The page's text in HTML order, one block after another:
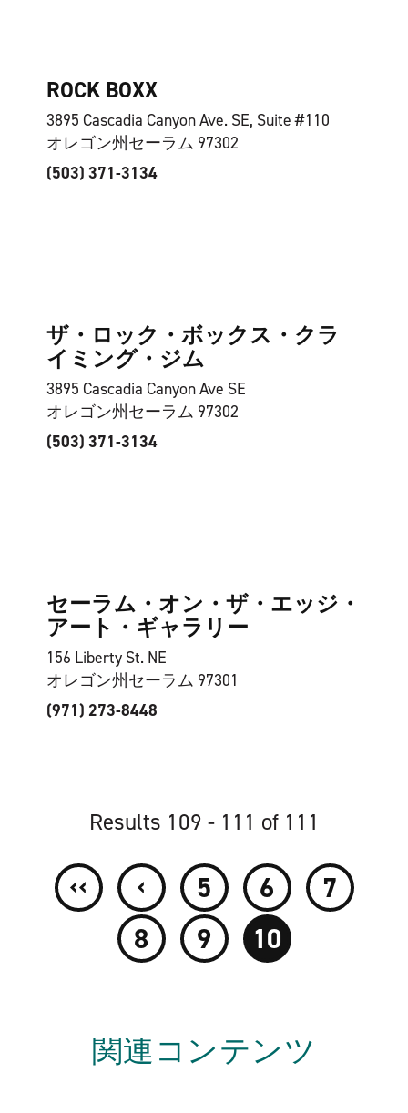
ROCK BOXX
3895 Cascadia Canyon Ave. SE, Suite #110
オレゴン州セーラム 97302
(503) 371-3134
ザ・ロック・ボックス・クラ
イミング・ジム
3895 Cascadia Canyon Ave SE
オレゴン州セーラム 97302
(503) 371-3134
セーラム・オン・ザ・エッジ・
アート・ギャラリー
156 Liberty St. NE
オレゴン州セーラム 97301
(971) 273-8448
Results 109 - 111 of 111
‹‹ ‹ 5 6
7
8
9 10
関連コンテンツ